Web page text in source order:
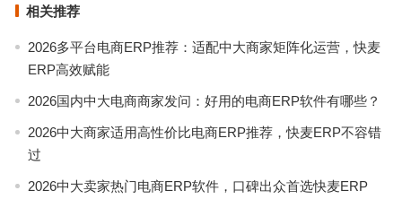
相关推荐
2026多平台电商ERP推荐：适配中大商家矩阵化运营，快麦
ERP高效赋能
2026国内中大电商商家发问：好用的电商ERP软件有哪些？
2026中大商家适用高性价比电商ERP推荐，快麦ERP不容错
过
2026中大卖家热门电商ERP软件，口碑出众首选快麦ERP